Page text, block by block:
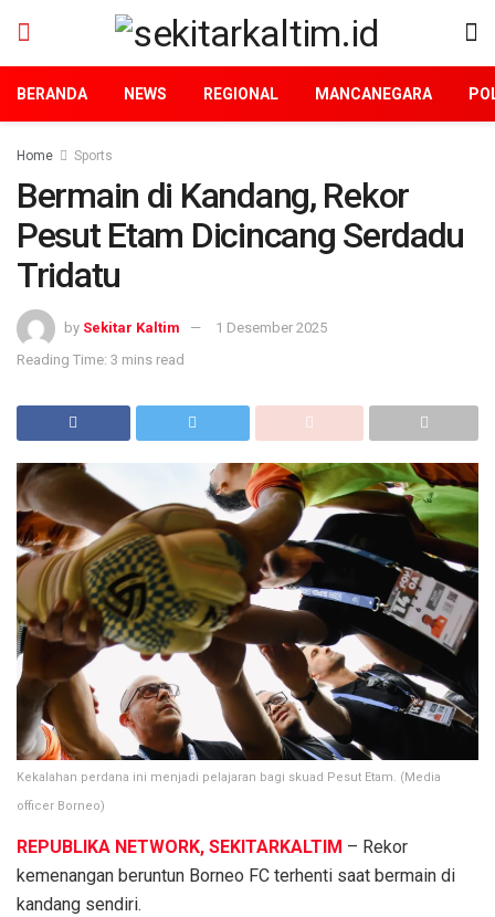
BERANDA NEWS REGIONAL MANCANEGARA
Home Sports
Bermain di Kandang, Rekor
Pesut Etam Dicincang Serdadu
Tridatu
by Sekitar Kaltim
1 Desember 2025
Reading Time: 3 mins read
Kekalahan perdana ini menjadi pelajaran bagi skuad Pesut Etam. (Media
officer Borneo)
REPUBLIKA NETWORK, SEKITARKALTIM – Rekor
kemenangan beruntun Borneo FC terhenti saat bermain di
kandang sendiri.